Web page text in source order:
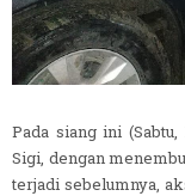
Pada siang ini
Sigi, dengan
terjadi sebelumnya,